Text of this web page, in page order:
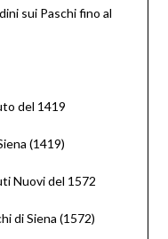
sui Paschi fino al
del 1419
(1419)
Nuovi del 1572
di Siena (1572)